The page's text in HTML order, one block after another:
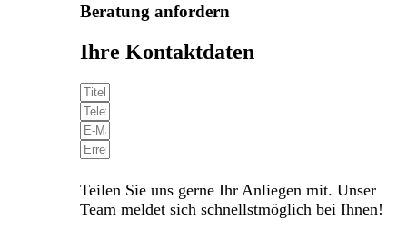
Beratung anfordern
Ihre Kontaktdaten
Teilen Sie uns gerne Ihr Anliegen mit. Unser
Team meldet sich schnellstmöglich bei Ihnen!